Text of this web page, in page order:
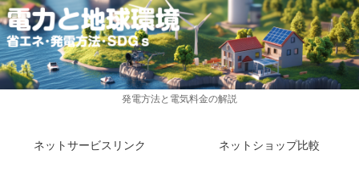
発電方法と電気料金の解説
ネットサービスリンク ネットショップ比較